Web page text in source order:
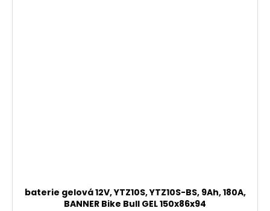
baterie gelová 12V, YTZ10S, YTZ10S-BS, 9Ah, 180A,
BANNER Bike Bull GEL 150x86x94